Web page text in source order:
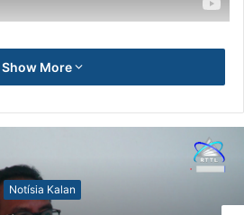
Show More
Notísia Kalan